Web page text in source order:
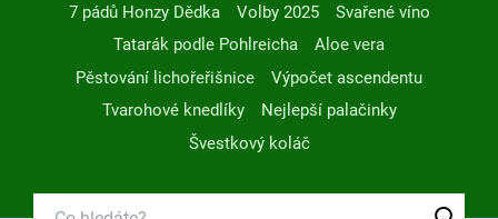
7 pádů Honzy Dědka
Volby 2025
Svařené víno
Tatarák podle Pohlreicha
Aloe vera
Pěstování lichořeřišnice
Výpočet ascendentu
Tvarohové knedlíky
Nejlepší palačinky
Švestkový koláč